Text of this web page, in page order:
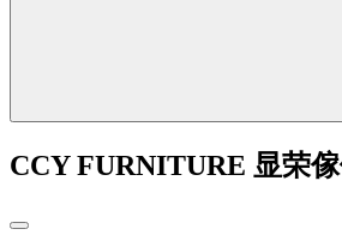
CCY FURNITURE 显荣